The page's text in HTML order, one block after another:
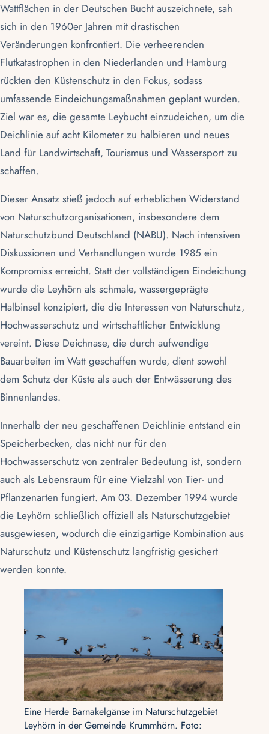
Wattflächen in der Deutschen Bucht auszeichnete, sah
sich in den 1960er Jahren mit drastischen
Veränderungen konfrontiert. Die verheerenden
Flutkatastrophen in den Niederlanden und Hamburg
rückten den Küstenschutz in den Fokus, sodass
umfassende Eindeichungsmaßnahmen geplant wurden.
Ziel war es, die gesamte Leybucht einzudeichen, um die
Deichlinie auf acht Kilometer zu halbieren und neues
Land für Landwirtschaft, Tourismus und Wassersport zu
schaffen.
Dieser Ansatz stieß jedoch auf erheblichen Widerstand
von Naturschutzorganisationen, insbesondere dem
Naturschutzbund Deutschland (NABU). Nach intensiven
Diskussionen und Verhandlungen wurde 1985 ein
Kompromiss erreicht. Statt der vollständigen Eindeichung
wurde die Leyhörn als schmale, wassergeprägte
Halbinsel konzipiert, die die Interessen von Naturschutz,
Hochwasserschutz und wirtschaftlicher Entwicklung
vereint. Diese Deichnase, die durch aufwendige
Bauarbeiten im Watt geschaffen wurde, dient sowohl
dem Schutz der Küste als auch der Entwässerung des
Binnenlandes.
Innerhalb der neu geschaffenen Deichlinie entstand ein
Speicherbecken, das nicht nur für den
Hochwasserschutz von zentraler Bedeutung ist, sondern
auch als Lebensraum für eine Vielzahl von Tier- und
Pflanzenarten fungiert. Am 03. Dezember 1994 wurde
die Leyhörn schließlich offiziell als Naturschutzgebiet
ausgewiesen, wodurch die einzigartige Kombination aus
Naturschutz und Küstenschutz langfristig gesichert
werden konnte.
Eine Herde Barnakelgänse im Naturschutzgebiet
Leyhörn in der Gemeinde Krummhörn. Foto: